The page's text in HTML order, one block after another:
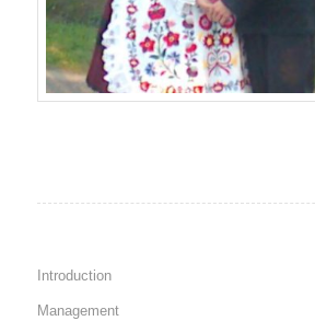
Introduction
Management